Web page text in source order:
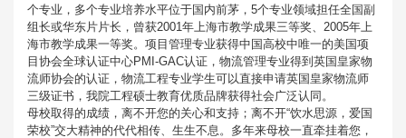
个专业，多个专业培养水平位于国内前茅，5个专业领域担任全国副
组长或华东片片长，曾获2001年上海市教学成果三等奖、2005年上
海市教学成果一等奖。项目管理专业获得中国高校中唯一的美国项
目协会全球认证中心PMI-GAC认证，物流管理专业得到英国皇家物
流师协会的认证，物流工程专业学生可以直接申请英国皇家物流师
三级证书，我院工程硕士教育优质品牌获得社会广泛认同。
母校取得的成绩，离不开您的关心和支持；离不开“饮水思源，爱国
荣校”交大精神的代代相传、生生不息。多年来母校一直牵挂着您，